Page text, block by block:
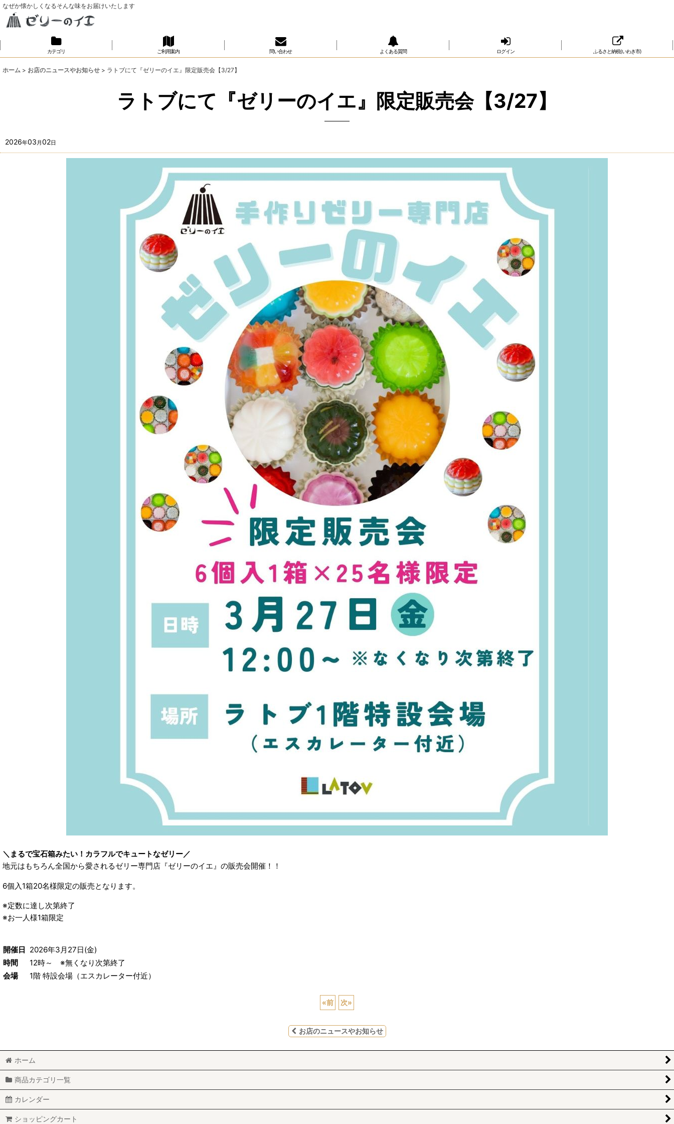
なぜか懐かしくなるそんな味をお届けいたします
カテゴリ ご利用案内 問い合わせ よくある質問 ログイン ふるさと納税(いわき市)
ホーム > お店のニュースやお知らせ > ラトブにて『ゼリーのイエ』限定販売会【3/27】
ラトブにて『ゼリーのイエ』限定販売会【3/27】
2026年03 月 02日
＼まるで宝石箱みたい！カラフルでキュートなゼリー／
地元はもちろん全国から愛されるゼリー専門店『ゼリーのイエ』の販売会開催！！
6個入1箱20名様限定の販売となります。
※定数に達し次第終了
※お一人様1箱限定
開催日 2026年3月27日(金)
時間
12時～ ※無くなり次第終了
会場
1階 特設会場（エスカレーター付近）
«前 次»
お店のニュースやお知らせ
ホーム
商品カテゴリ一覧
カレンダー
ショッピングカート